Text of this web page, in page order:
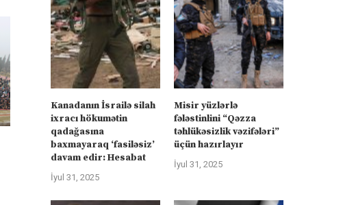
Türkiyə Afrikanın neft və qazına can
atır –...
İyul 4, 2025
Türkiyə Afrikanın neft və
Kanadanın İsrailə silah
ixracı hökumətin
qadağasına
baxmayaraq ‘fasiləsiz’
davam edir: Hesabat
İyul 31, 2025
Misir yüzlərlə
fələstinlini “Qəzza
təhlükəsizlik vəzifələri”
üçün hazırlayır
İyul 31, 2025